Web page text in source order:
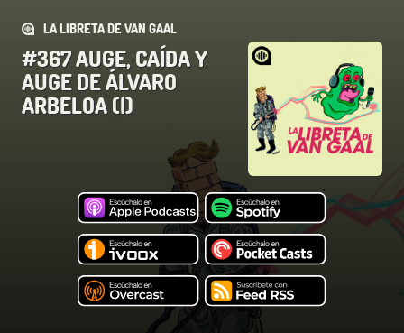
LA LIBRETA DE VAN GAAL
#367 AUGE, CAÍDA Y
AUGE DE ÁLVARO
ARBELOA (I)